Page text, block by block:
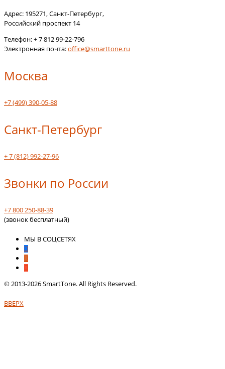
Адрес: 195271,Санкт-Петербург,
Российский проспект 14
Телефон:+ 7 812 99-22-796
Электронная почта:office@smarttone.ru
Москва
+7 (499) 390-05-88
Санкт-Петербург
+ 7 (812) 992-27-96
Звонки по России
+7 800 250-88-39
(звонок бесплатный)
МЫ В СОЦСЕТЯХ
© 2013-2026 SmartTone. All Rights Reserved.
ВВЕРХ